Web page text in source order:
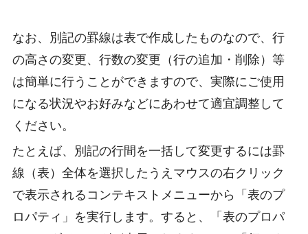
なお、別記の罫線は表で作成したものなので、行
の高さの変更、行数の変更（行の追加・削除）等
は簡単に行うことができますので、実際にご使用
になる状況やお好みなどにあわせて適宜調整して
ください。
たとえば、別記の行間を一括して変更するには罫
線（表）全体を選択したうえマウスの右クリック
で表示されるコンテキストメニューから「表のプ
ロパティ」を実行します。すると、「表のプロパ